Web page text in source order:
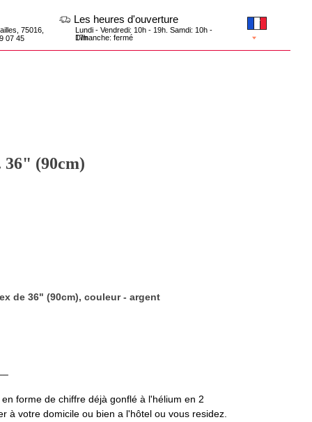
Les heures d'ouverture
Lundi - Vendredi: 10h - 19h. Samdi: 10h -
17h
Dimanche: fermé
36" (90cm)
de 36" (90cm), couleur - аrgent
forme de chiffre déjà gonflé à l'hélium en 2
à votre domicile ou bien a l'hôtel ou vous residez.